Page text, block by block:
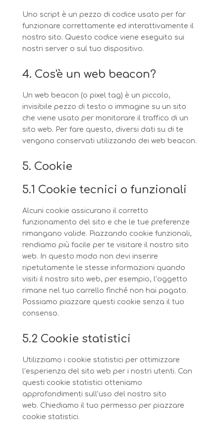
Uno script è un pezzo di codice usato per far
funzionare correttamente ed interattivamente il
nostro sito. Questo codice viene eseguito sui
nostri server o sul tuo dispositivo.
4. Cos'è un web beacon?
Un web beacon (o pixel tag) è un piccolo,
invisibile pezzo di testo o immagine su un sito
che viene usato per monitorare il traffico di un
sito web. Per fare questo, diversi dati su di te
vengono conservati utilizzando dei web beacon.
5. Cookie
5.1 Cookie tecnici o funzionali
Alcuni cookie assicurano il corretto
funzionamento del sito e che le tue preferenze
rimangano valide. Piazzando cookie funzionali,
rendiamo più facile per te visitare il nostro sito
web. In questo modo non devi inserire
ripetutamente le stesse informazioni quando
visiti il nostro sito web, per esempio, l’oggetto
rimane nel tuo carrello finché non hai pagato.
Possiamo piazzare questi cookie senza il tuo
consenso.
5.2 Cookie statistici
Utilizziamo i cookie statistici per ottimizzare
l’esperienza del sito web per i nostri utenti. Con
questi cookie statistici otteniamo
approfondimenti sull’uso del nostro sito
web. Chiediamo il tuo permesso per piazzare
cookie statistici.